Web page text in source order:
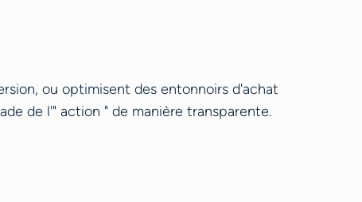
ou optimisent des entonnoirs d'achat
de l'" action " de manière transparente.